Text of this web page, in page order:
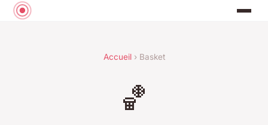
Accueil› Basket
🏀